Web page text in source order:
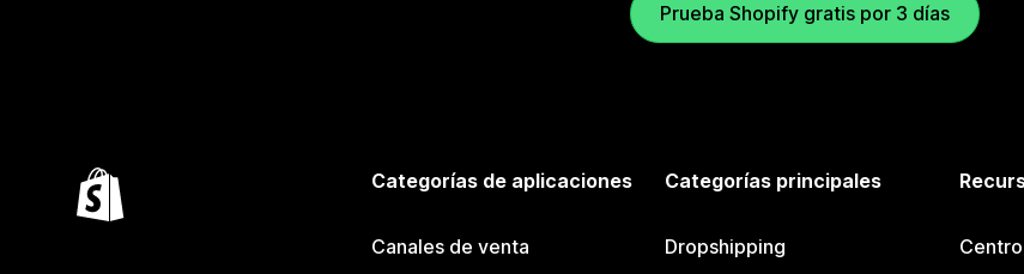
Prueba Shopify gratis por 3 días
Categorías de aplicaciones
Canales de venta
Categorías principales
Dropshipping